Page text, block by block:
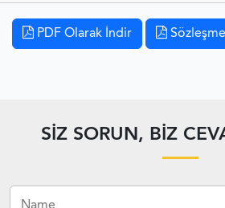
PDF Olarak İndir
SIZ SORUN, BIZ